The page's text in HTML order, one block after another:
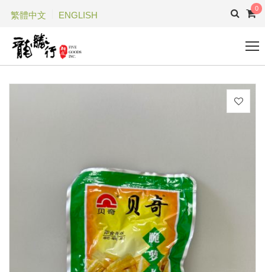
繁體中文 ENGLISH
0